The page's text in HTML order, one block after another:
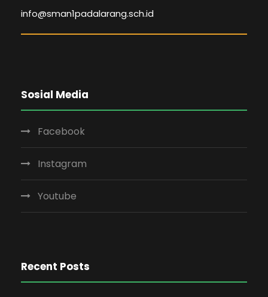
info@sman1padalarang.sch.id
Sosial Media
Facebook
Instagram
Youtube
Recent Posts